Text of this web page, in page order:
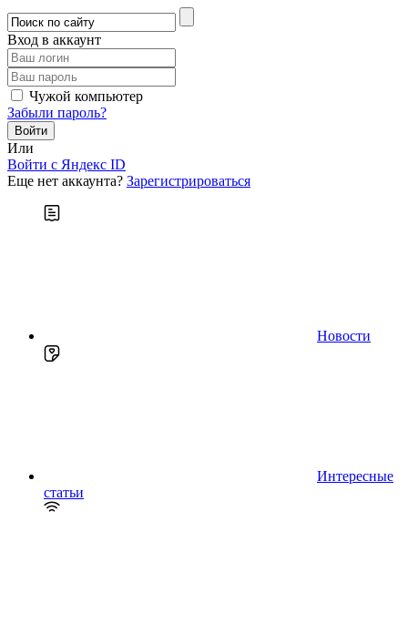
Вход в аккаунт
Чужой компьютер
Забыли пароль?
Или
Войти c Яндекс ID
Еще нет аккаунта? Зарегистрироваться
Новости
Интересные
статьи